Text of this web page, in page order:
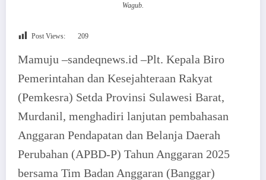
Wagub.
Post Views: 209
Mamuju –sandeqnews.id –Plt. Kepala Biro
Pemerintahan dan Kesejahteraan Rakyat
(Pemkesra) Setda Provinsi Sulawesi Barat,
Murdanil, menghadiri lanjutan pembahasan
Anggaran Pendapatan dan Belanja Daerah
Perubahan (APBD-P) Tahun Anggaran 2025
bersama Tim Badan Anggaran (Banggar)